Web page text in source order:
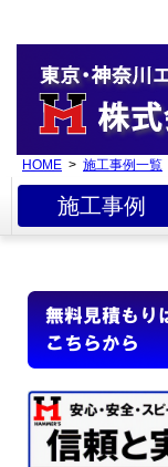
HOME > 施工事例一覧
施工事例